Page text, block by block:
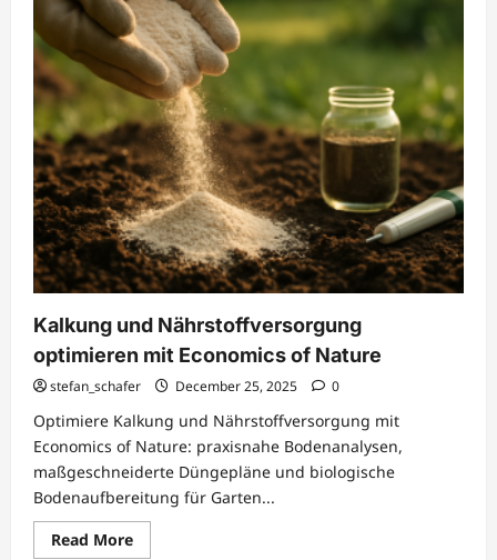
Kalkung und Nährstoffversorgung
optimieren mit Economics of Nature
stefan_schafer December 25, 2025 0
Optimiere Kalkung und Nährstoffversorgung mit
Economics of Nature: praxisnahe Bodenanalysen,
maßgeschneiderte Düngepläne und biologische
Bodenaufbereitung für Garten...
Read MoreRead
more